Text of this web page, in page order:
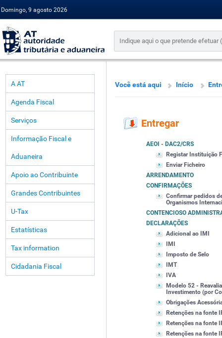
Domingo, 9 agosto 2026
A AT
Agenda Fiscal
Serviços
Informação Fiscal e
Aduaneira
Apoio ao Contribuinte
Grandes Contribuintes
U-Tax
Estatísticas
Tax information
Cidadania Fiscal
Você está aqui Início
Entregar
AEOI - DAC2/CRS
Registar Instituição
Enviar Ficheiro
ARRENDAMENTO
CONFIRMAÇÕES
Confirmar pedidos
Organismos
CONTENCIOSO
DECLARAÇÕES
Adicional ao IMI
IMI
Imposto de Selo
IMT
IVA
Modelo 52 -
Investimento (por
Obrigações
Retenções na fonte
Retenções na fonte
Retenções na fonte